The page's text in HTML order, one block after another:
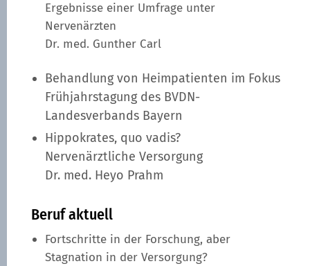
Ergebnisse einer Umfrage unter
Nervenärzten
Dr. med. Gunther Carl
Behandlung von Heimpatienten im Fokus
Frühjahrstagung des BVDN-
Landesverbands Bayern
Hippokrates, quo vadis?
Nervenärztliche Versorgung
Dr. med. Heyo Prahm
Beruf aktuell
Fortschritte in der Forschung, aber
Stagnation in der Versorgung?